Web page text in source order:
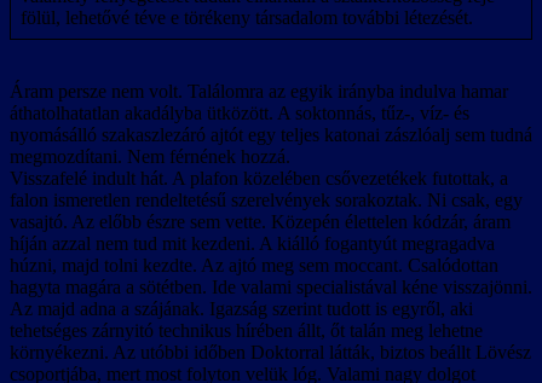
fölül, lehetővé téve e törékeny társadalom további létezését.
Áram persze nem volt. Találomra az egyik irányba indulva hamar
áthatolhatatlan akadályba ütközött. A soktonnás, tűz-, víz- és
nyomásálló szakaszlezáró ajtót egy teljes katonai zászlóalj sem tudná
megmozdítani. Nem férnének hozzá.
Visszafelé indult hát. A plafon közelében csővezetékek futottak, a
falon ismeretlen rendeltetésű szerelvények sorakoztak. Ni csak, egy
vasajtó. Az előbb észre sem vette. Közepén élettelen kódzár, áram
híján azzal nem tud mit kezdeni. A kiálló fogantyút megragadva
húzni, majd tolni kezdte. Az ajtó meg sem moccant. Csalódottan
hagyta magára a sötétben. Ide valami specialistával kéne visszajönni.
Az majd adna a szájának. Igazság szerint tudott is egyről, aki
tehetséges zárnyitó technikus hírében állt, őt talán meg lehetne
környékezni. Az utóbbi időben Doktorral látták, biztos beállt Lövész
csoportjába, mert most folyton velük lóg. Valami nagy dolgot